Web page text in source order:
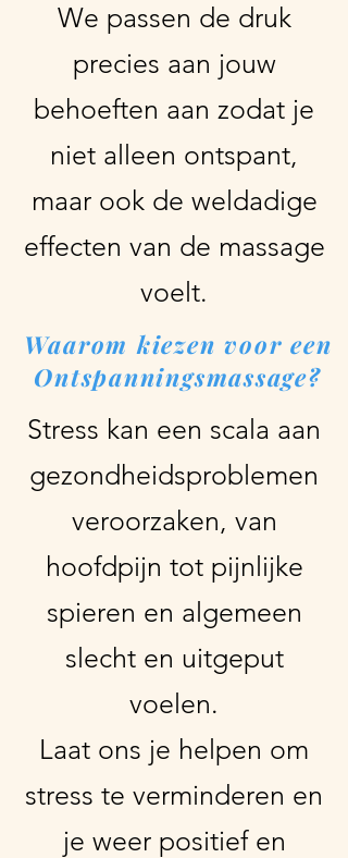
We passen de druk
precies aan jouw
behoeften aan zodat je
niet alleen ontspant,
maar ook de weldadige
effecten van de massage
voelt.
Waarom kiezen voor een
Ontspanningsmassage?
Stress kan een scala aan
gezondheidsproblemen
veroorzaken, van
hoofdpijn tot pijnlijke
spieren en algemeen
slecht en uitgeput
voelen.
Laat ons je helpen om
stress te verminderen en
je weer positief en